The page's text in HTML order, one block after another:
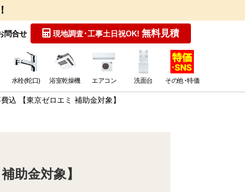
問合せ 現地調査･工事土日祝OK! 無料見積
水栓(蛇口) 浴室乾燥機 エアコン 洗面台 その他･特価
込 【東京ゼロエミ 補助金対象】
助金対象】